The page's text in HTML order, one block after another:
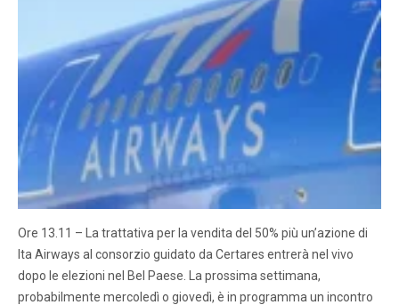
Ore 13.11 – La trattativa per la vendita del 50% più un’azione di
Ita Airways al consorzio guidato da Certares entrerà nel vivo
dopo le elezioni nel Bel Paese. La prossima settimana,
probabilmente mercoledì o giovedì, è in programma un incontro